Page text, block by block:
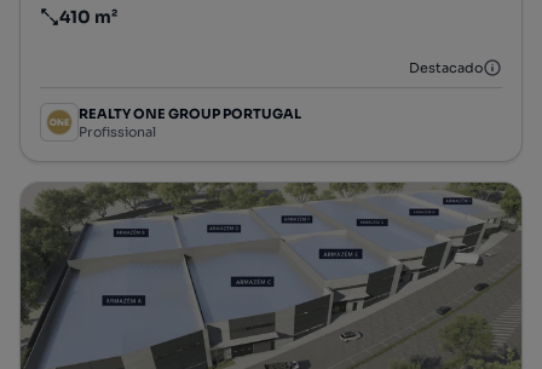
Preço por metro quadrado
410 m²
Destacado
REALTY ONE GROUP PORTUGAL
Profissional